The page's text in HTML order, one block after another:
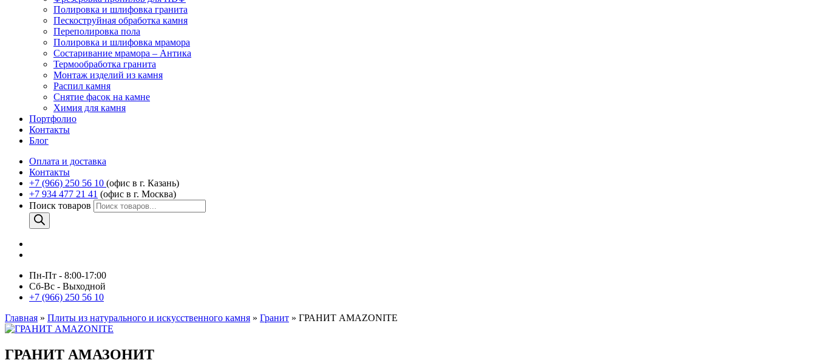
Полировка и шлифовка гранита
Пескоструйная обработка камня
Переполировка пола
Полировка и шлифовка мрамора
Состаривание мрамора – Антика
Термообработка гранита
Монтаж изделий из камня
Распил камня
Снятие фасок на камне
Химия для камня
Портфолио
Контакты
Блог
Оплата и доставка
Контакты
+7 (966) 250 56 10 (офис в г. Казань)
+7 934 477 21 41 (офис в г. Москва)
Поиск товаров
Пн-Пт - 8:00-17:00
Сб-Вс - Выходной
+7 (966) 250 56 10
Главная » Плиты из натурального и искусственного камня » Гранит » ГРАНИТ AMAZONITE
ГРАНИТ АМАЗОНИТ